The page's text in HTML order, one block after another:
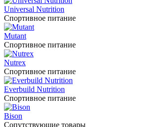
Universal Nutrition
Спортивное питание
Mutant
Спортивное питание
Nutrex
Спортивное питание
Everbuild Nutrition
Спортивное питание
Bison
Сопутствующие товары